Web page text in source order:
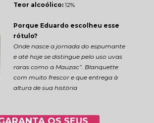
Teor alcoólico: 12%
Porque Eduardo escolheu esse
rótulo?
Onde nasce a jornada do espumante
e até hoje se distingue pelo uso uvas
raras como a Mauzac”. Blanquette
com muito frescor e que entrega à
altura de sua história